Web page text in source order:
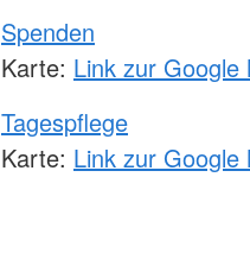
Spenden
Karte: Link zur Google
Tagespflege
Karte: Link zur Google